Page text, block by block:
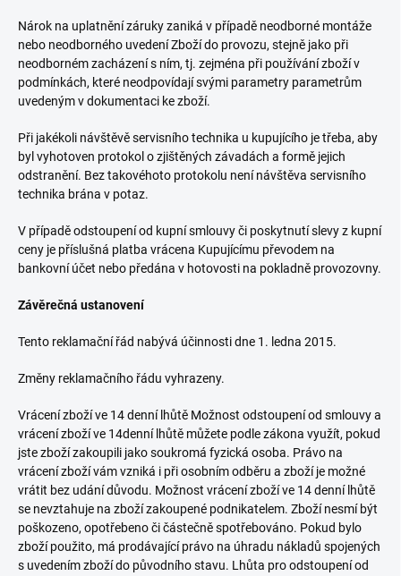
Nárok na uplatnění záruky zaniká v případě neodborné montáže
nebo neodborného uvedení Zboží do provozu, stejně jako při
neodborném zacházení s ním, tj. zejména při používání zboží v
podmínkách, které neodpovídají svými parametry parametrům
uvedeným v dokumentaci ke zboží.
Při jakékoli návštěvě servisního technika u kupujícího je třeba, aby
byl vyhotoven protokol o zjištěných závadách a formě jejich
odstranění. Bez takovéhoto protokolu není návštěva servisního
technika brána v potaz.
V případě odstoupení od kupní smlouvy či poskytnutí slevy z kupní
ceny je příslušná platba vrácena Kupujícímu převodem na
bankovní účet nebo předána v hotovosti na pokladně provozovny.
Závěrečná ustanovení
Tento reklamační řád nabývá účinnosti dne 1. ledna 2015.
Změny reklamačního řádu vyhrazeny.
Vrácení zboží ve 14 denní lhůtě Možnost odstoupení od smlouvy a
vrácení zboží ve 14denní lhůtě můžete podle zákona využít, pokud
jste zboží zakoupili jako soukromá fyzická osoba. Právo na
vrácení zboží vám vzniká i při osobním odběru a zboží je možné
vrátit bez udání důvodu. Možnost vrácení zboží ve 14 denní lhůtě
se nevztahuje na zboží zakoupené podnikatelem. Zboží nesmí být
poškozeno, opotřebeno či částečně spotřebováno. Pokud bylo
zboží použito, má prodávající právo na úhradu nákladů spojených
s uvedením zboží do původního stavu. Lhůta pro odstoupení od